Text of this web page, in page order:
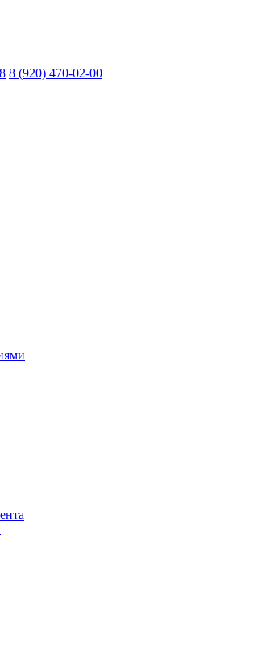
8 (920) 470-02-00